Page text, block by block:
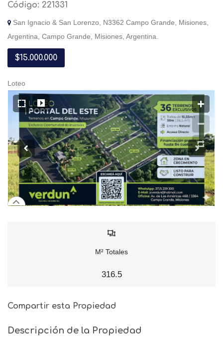
Código: 221331
San Ignacio & San Lorenzo, N3362 Campo Grande, Misiones,
Argentina, Campo Grande, Misiones, Argentina.
$15.000.000
Loteo
M² Totales
316.5
Compartir esta Propiedad
Descripción de la Propiedad